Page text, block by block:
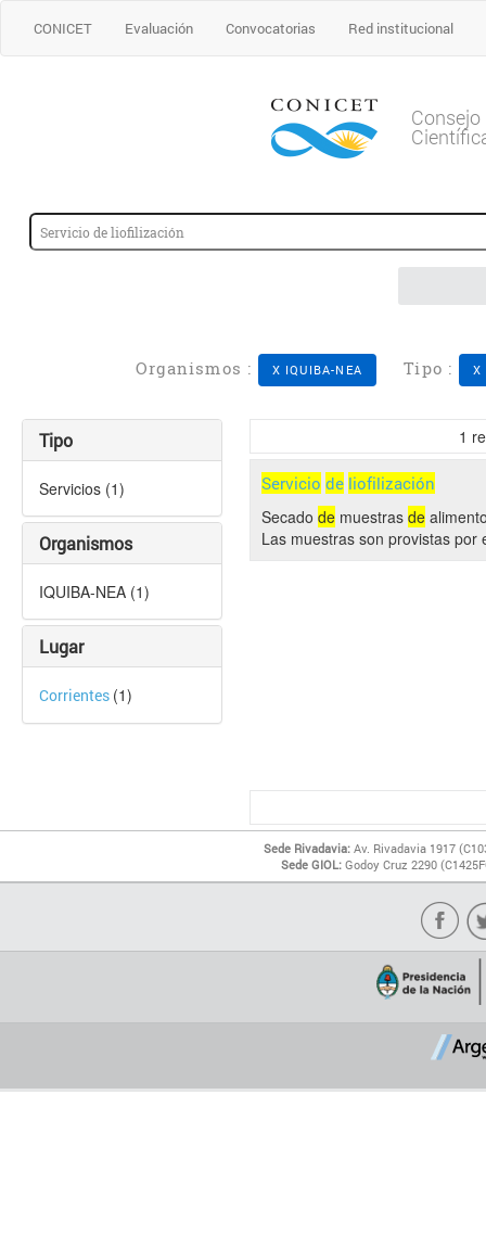
CONICET Evaluación Convocatorias Red institucional
Organismos : X IQUIBA-NEA Tipo : X
Tipo
Servicios (1)
Organismos
IQUIBA-NEA (1)
Lugar
Corrientes (1)
1
Servicio de liofilización
Secado de muestras de
Las muestras son provistas por
Sede Rivadavia: Av. Rivadavia 1917
Sede GIOL: Godoy Cruz 2290